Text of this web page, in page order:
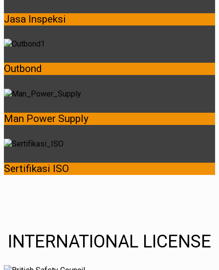
Jasa Inspeksi
Outbond
Man Power Supply
Sertifikasi ISO
INTERNATIONAL LICENSE